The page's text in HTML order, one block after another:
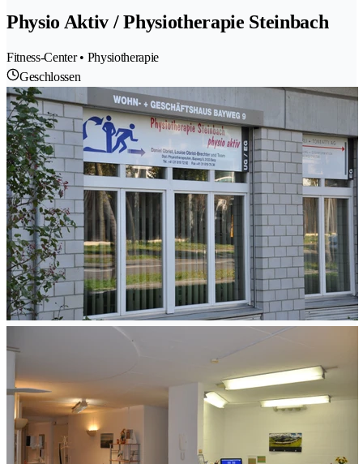
Physio Aktiv / Physiotherapie Steinbach
Fitness-Center • Physiotherapie
Geschlossen